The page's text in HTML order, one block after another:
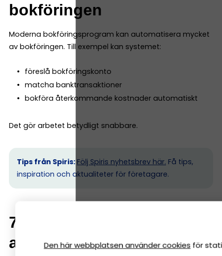
bokföringen
Moderna bokföringsprogram kan automatisera mycket
av bokföringen. Till exempel kan systemet:
föreslå bokföringskonto
matcha banktransaktioner
bokföra återkommande kostnader automatiskt
Det gör arbetet betydligt snabbare.
Tips från Spiris: Följ Spiris nyhetsbrev här. Få tips,
inspiration och aktualiteter för företagare.
7. Rapporter som är lätta
att förståDen här webbplatsen använder cookies för